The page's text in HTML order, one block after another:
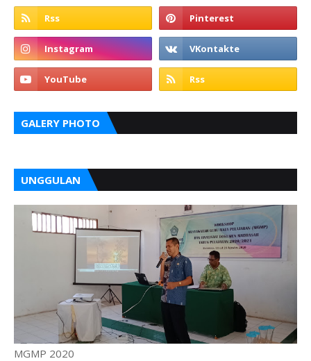
GALERY PHOTO
UNGGULAN
MGMP 2020